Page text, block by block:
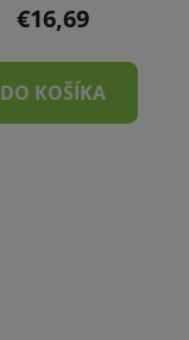
€16,69
DO KOŠÍKA